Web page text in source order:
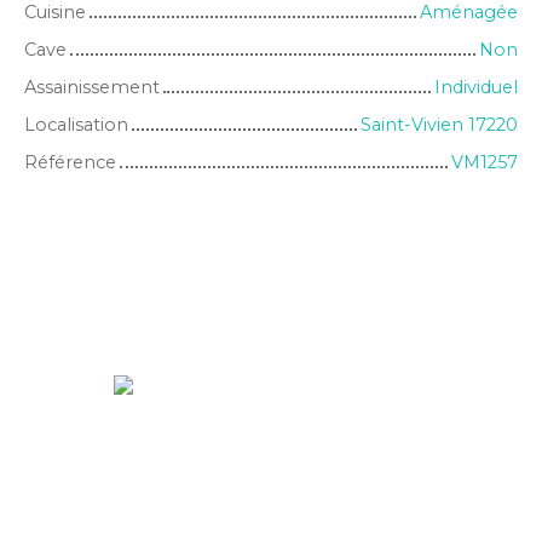
Cuisine
Aménagée
Cave
Non
Assainissement
Individuel
Localisation
Saint-Vivien 17220
Référence
VM1257